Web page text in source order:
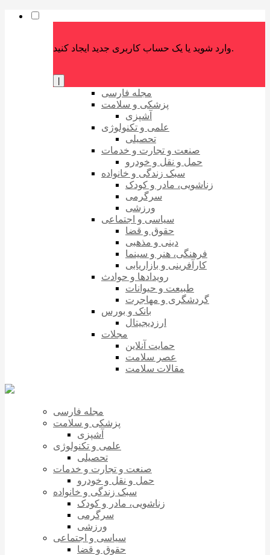
وارد شوید یا یک حساب کاربری جدید ایجاد کنید.
مجله فارسی
پزشکی و سلامت
آشپزی
علمی و تکنولوژی
تحصیلی
صنعت و تجارت و خدمات
حمل و نقل و خودرو
سبک زندگی و خانواده
زناشویی، مادر و کودک
سرگرمی
ورزشی
سیاسی و اجتماعی
حقوق و قضا
دینی و مذهبی
فرهنگی، هنر و سینما
کارآفرینی و بازاریابی
رویدادها و حوادث
طبیعت و حیوانات
گردشگری و مهاجرت
بانک و بورس
ارزدیجیتال
مجلات
حمایت آنلاین
عصر سلامت
مقالات سلامت
مجله فارسی
پزشکی و سلامت
آشپزی
علمی و تکنولوژی
تحصیلی
صنعت و تجارت و خدمات
حمل و نقل و خودرو
سبک زندگی و خانواده
زناشویی، مادر و کودک
سرگرمی
ورزشی
سیاسی و اجتماعی
حقوق و قضا